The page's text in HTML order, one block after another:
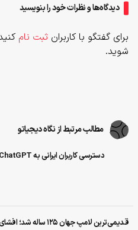
دیدگاه‌ها و نظرات خود را بنویسید
برای گفتگو با کاربران ثبت نام
شوید.
مطالب مرتبط از نگاه دیجیاتو
دسترسی کاربران ایرانی به ChatGPT بدون VPN مسدود شد
قدیمی‌ترین لامپ جهان